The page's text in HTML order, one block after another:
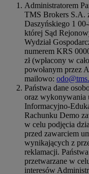
Administratorem
TMS Brokers S.A.
Daszyńskiego 1
której Sąd
Wydział
numerem KRS
zł (wpłacony w
powołanym przez
mailowo:
Państwa dane
oraz wykonywania
Informacyjno-
Rachunku Demo
w celu podjęcia
przed zawarciem
wynikających z
reklamacji.
przetwarzane w
interesów